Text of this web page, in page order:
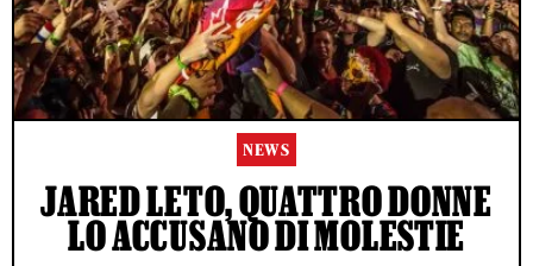
NEWS
JARED LETO, QUATTRO DONNE
LO ACCUSANO DI MOLESTIE